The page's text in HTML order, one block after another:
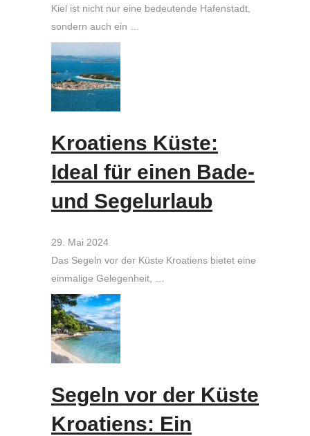
Kiel ist nicht nur eine bedeutende Hafenstadt,
sondern auch ein …
Kroatiens Küste:
Ideal für einen Bade-
und Segelurlaub
29. Mai 2024
Das Segeln vor der Küste Kroatiens bietet eine
einmalige Gelegenheit, …
Segeln vor der Küste
Kroatiens: Ein